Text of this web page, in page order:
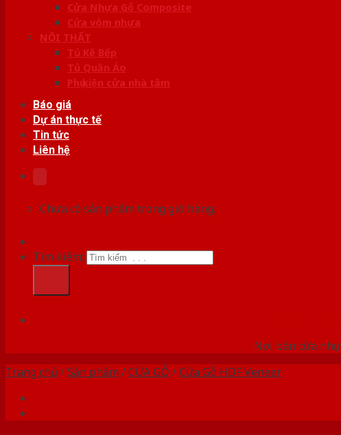
Cửa Nhựa Gỗ Composite
Cửa vòm nhựa
NỘI THẤT
Tủ Kệ Bếp
Tủ Quần Áo
Phụ kiện cửa nhà tắm
Báo giá
Dự án thực tế
Tin tức
Liên hệ
Chưa có sản phẩm trong giỏ hàng.
Tìm kiếm:
Nơi bán cửa
Trang chủ /Sản phẩm /CỬA GỖ /Cửa Gỗ HDF Veneer